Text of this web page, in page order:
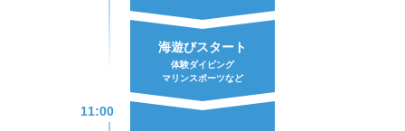
11:00
海遊びスタート
体験ダイビング
マリンスポーツなど